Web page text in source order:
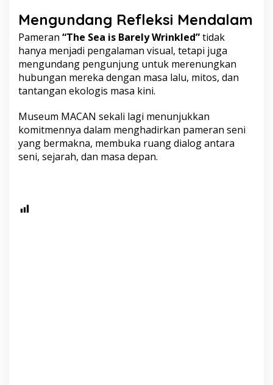
Mengundang Refleksi Mendalam
Pameran “The Sea is Barely Wrinkled”tidak
hanya menjadi pengalaman visual, tetapi juga
mengundang pengunjung untuk merenungkan
hubungan mereka dengan masa lalu, mitos, dan
tantangan ekologis masa kini.
Museum MACAN sekali lagi menunjukkan
komitmennya dalam menghadirkan pameran seni
yang bermakna, membuka ruang dialog antara
seni, sejarah, dan masa depan.